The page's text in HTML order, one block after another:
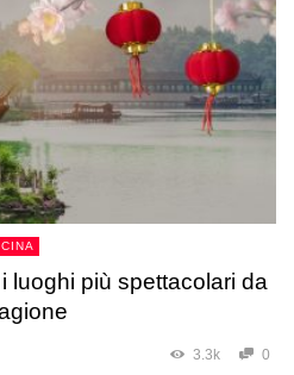
luoghi più spettacolari da
3.3k 0